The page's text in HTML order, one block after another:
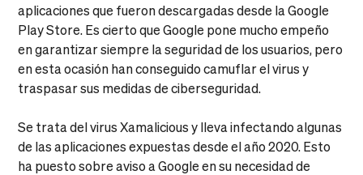
aplicaciones que fueron descargadas desde la Google
Play Store. Es cierto que Google pone mucho empeño
en garantizar siempre la seguridad de los usuarios, pero
en esta ocasión han conseguido camuflar el virus y
traspasar sus medidas de ciberseguridad.
Se trata del virus Xamalicious y lleva infectando algunas
de las aplicaciones expuestas desde el año 2020. Esto
ha puesto sobre aviso a Google en su necesidad de